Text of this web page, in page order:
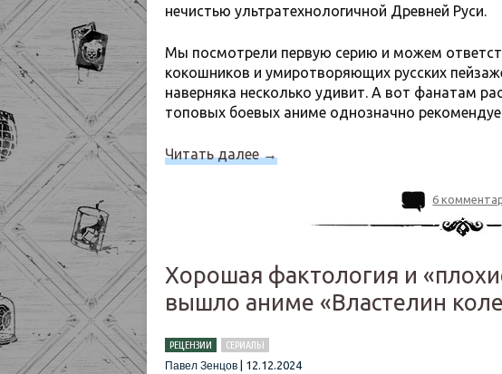
нечистью ультратехнологичной Древней Руси.
Мы посмотрели первую серию и можем
кокошников и умиротворяющих русских
наверняка несколько удивит. А вот фанатам
топовых боевых аниме однозначно
Читать далее→
6
Хорошая фактология и
вышло аниме «Властелин
РЕЦЕНЗИИ
СЕРИАЛЫ
Павел Зенцов
12.12.2024